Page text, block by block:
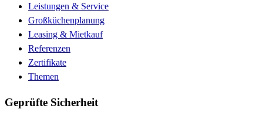
Leistungen & Service
Großküchenplanung
Leasing & Mietkauf
Referenzen
Zertifikate
Themen
Geprüfte Sicherheit